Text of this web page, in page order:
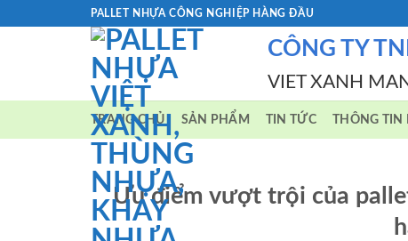
PALLET NHỰA CÔNG NGHIỆP HÀNG ĐẦU
CÔNG TY
VIET XANH
TRANG CHỦ SẢN PHẨM TIN TỨC THÔNG TIN
Ưu điểm vượt trội của